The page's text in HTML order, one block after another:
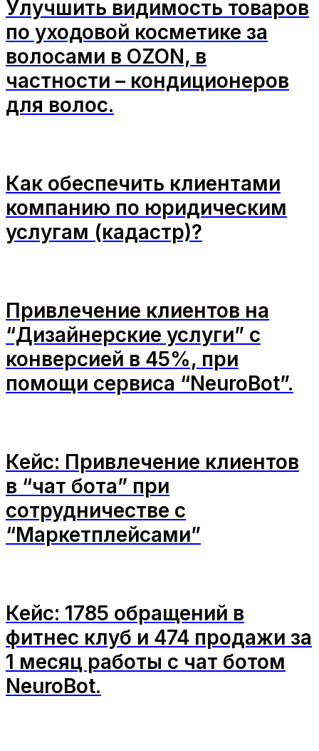
Улучшить видимость товаров
по уходовой косметике за
волосами в OZON, в
частности – кондиционеров
для волос.
Как обеспечить клиентами
компанию по юридическим
услугам (кадастр)?
Привлечение клиентов на
“Дизайнерские услуги” с
конверсией в 45%, при
помощи сервиса “NeuroBot”.
Кейс: Привлечение клиентов
в “чат бота” при
сотрудничестве с
“Маркетплейсами”
Кейс: 1785 обращений в
фитнес клуб и 474 продажи за
1 месяц работы с чат ботом
NeuroBot.